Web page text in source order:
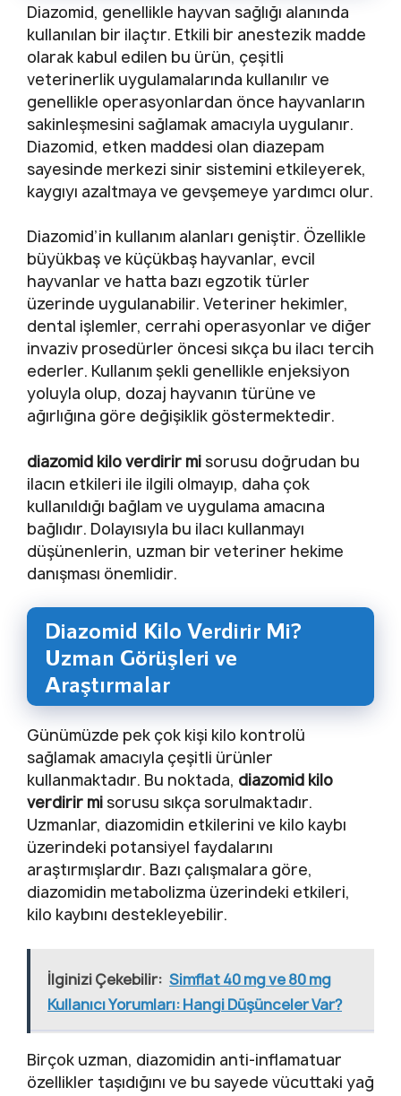
Diazomid, genellikle hayvan sağlığı alanında
kullanılan bir ilaçtır. Etkili bir anestezik madde
olarak kabul edilen bu ürün, çeşitli
veterinerlik uygulamalarında kullanılır ve
genellikle operasyonlardan önce hayvanların
sakinleşmesini sağlamak amacıyla uygulanır.
Diazomid, etken maddesi olan diazepam
sayesinde merkezi sinir sistemini etkileyerek,
kaygıyı azaltmaya ve gevşemeye yardımcı olur.
Diazomid’in kullanım alanları geniştir. Özellikle
büyükbaş ve küçükbaş hayvanlar, evcil
hayvanlar ve hatta bazı egzotik türler
üzerinde uygulanabilir. Veteriner hekimler,
dental işlemler, cerrahi operasyonlar ve diğer
invaziv prosedürler öncesi sıkça bu ilacı tercih
ederler. Kullanım şekli genellikle enjeksiyon
yoluyla olup, dozaj hayvanın türüne ve
ağırlığına göre değişiklik göstermektedir.
diazomid kilo verdirir mi sorusu doğrudan bu
ilacın etkileri ile ilgili olmayıp, daha çok
kullanıldığı bağlam ve uygulama amacına
bağlıdır. Dolayısıyla bu ilacı kullanmayı
düşünenlerin, uzman bir veteriner hekime
danışması önemlidir.
Diazomid Kilo Verdirir Mi?
Uzman Görüşleri ve
Araştırmalar
Günümüzde pek çok kişi kilo kontrolü
sağlamak amacıyla çeşitli ürünler
kullanmaktadır. Bu noktada, diazomid kilo
verdirir mi sorusu sıkça sorulmaktadır.
Uzmanlar, diazomidin etkilerini ve kilo kaybı
üzerindeki potansiyel faydalarını
araştırmışlardır. Bazı çalışmalara göre,
diazomidin metabolizma üzerindeki etkileri,
kilo kaybını destekleyebilir.
İlginizi Çekebilir: Simflat 40 mg ve 80 mg
Kullanıcı Yorumları: Hangi Düşünceler Var?
Birçok uzman, diazomidin anti-inflamatuar
özellikler taşıdığını ve bu sayede vücuttaki yağ